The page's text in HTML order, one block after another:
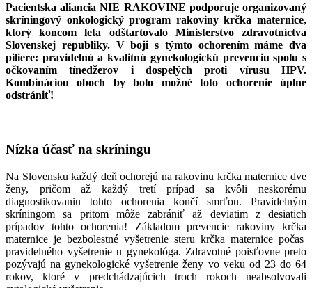
Pacientska alianciaNIE RAKOVINE podporuje organizovaný
skríningový onkologický program rakoviny krčka maternice,
ktorý koncom leta odštartovalo Ministerstvo zdravotníctva
Slovenskej republiky. V boji s týmto ochorením máme dva
piliere: pravidelnú a kvalitnú gynekologickú prevenciu spolu s
očkovaním tínedžerov i dospelých proti vírusu HPV.
Kombináciou oboch by bolo možné toto ochorenie úplne
odstrániť!
Nízka účasť na skríningu
Na Slovensku každý deň ochorejú na rakovinu krčka maternice dve
ženy, pričom až každý tretí prípad sa kvôli neskorému
diagnostikovaniu tohto ochorenia končí smrťou. Pravidelným
skríningom sa pritom môže zabrániť až deviatim z desiatich
prípadov tohto ochorenia! Základom prevencie rakoviny krčka
maternice je bezbolestné vyšetrenie steru krčka maternice počas
pravidelného vyšetrenie u gynekológa. Zdravotné poisťovne preto
pozývajú na gynekologické vyšetrenie ženy vo veku od 23 do 64
rokov, ktoré v predchádzajúcich troch rokoch neabsolvovali